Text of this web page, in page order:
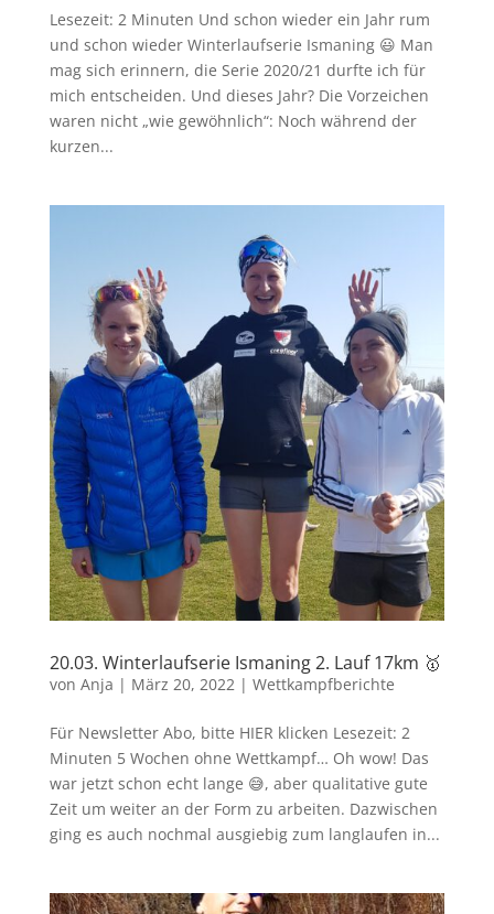
Lesezeit: 2 Minuten Und schon wieder ein Jahr rum
und schon wieder Winterlaufserie Ismaning 😃 Man
mag sich erinnern, die Serie 2020/21 durfte ich für
mich entscheiden. Und dieses Jahr? Die Vorzeichen
waren nicht „wie gewöhnlich“: Noch während der
kurzen...
20.03. Winterlaufserie Ismaning 2. Lauf 17km 🥇
von Anja | März 20, 2022| Wettkampfberichte
Für Newsletter Abo, bitte HIER klicken Lesezeit: 2
Minuten 5 Wochen ohne Wettkampf… Oh wow! Das
war jetzt schon echt lange 😅, aber qualitative gute
Zeit um weiter an der Form zu arbeiten. Dazwischen
ging es auch nochmal ausgiebig zum langlaufen in...